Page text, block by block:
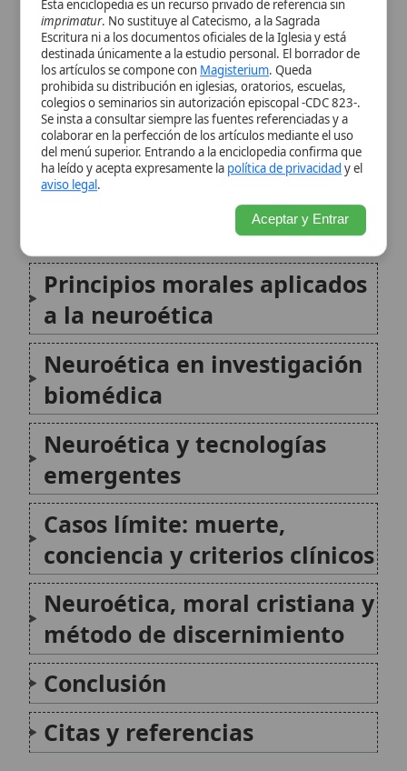
para la neuroética
Principios morales aplicados
a la neuroética
Neuroética en investigación
biomédica
Neuroética y tecnologías
Casos límite: muerte,
conciencia y criterios clínicos
Neuroética, moral cristiana y
método de discernimiento
Conclusión
Citas y referencias
Modificado el 17 de junio de 2026 • FideScore™ 9.04•
artículo•Paq. Scorm (LMS) • Sugerir mejora•Compartir artículo
Imprimir artículo •Generar QR •Instalar aplicación
San Juan Leonardi
San Juan Leonardi (1541-1609) fue un
sacerdote y religioso italiano, fundador de la
congregación de los Clérigos Regulares de la
Madre de Dios. Destacado por su fervor
apostólico, su labor como farmacéutico le
y...
Aceptar y Entrar